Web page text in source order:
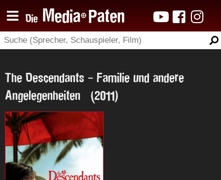
The Descendants - Familie und andere
Angelegenheiten (2011)